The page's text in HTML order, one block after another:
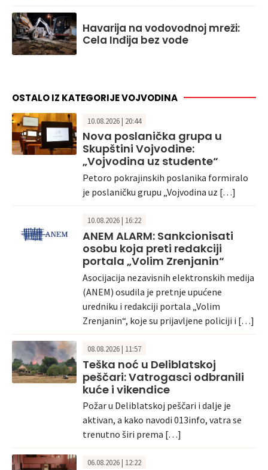
Havarija na vodovodnoj mreži:
Cela Inđija bez vode
OSTALO IZ KATEGORIJE VOJVODINA
10.08.2026 | 20:44
Nova poslanička grupa u
Skupštini Vojvodine:
„Vojvodina uz studente“
Petoro pokrajinskih poslanika formiralo
je poslaničku grupu „Vojvodina uz […]
10.08.2026 | 16:22
ANEM ALARM: Sankcionisati
osobu koja preti redakciji
portala „Volim Zrenjanin“
Asocijacija nezavisnih elektronskih medija
(ANEM) osudila je pretnje upućene
uredniku i redakciji portala „Volim
Zrenjanin“, koje su prijavljene policiji i […]
08.08.2026 | 11:57
Teška noć u Deliblatskoj
peščari: Vatrogasci odbranili
kuće i vikendice
Požar u Deliblatskoj peščari i dalje je
aktivan, a kako navodi 013info, vatra se
trenutno širi prema […]
06.08.2026 | 12:22